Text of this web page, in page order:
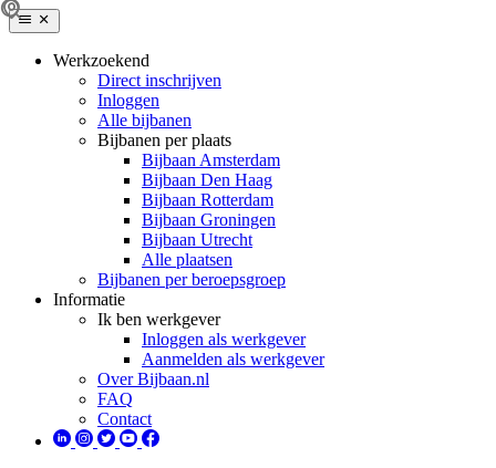
Werkzoekend
Direct inschrijven
Inloggen
Alle bijbanen
Bijbanen per plaats
Bijbaan Amsterdam
Bijbaan Den Haag
Bijbaan Rotterdam
Bijbaan Groningen
Bijbaan Utrecht
Alle plaatsen
Bijbanen per beroepsgroep
Informatie
Ik ben werkgever
Inloggen als werkgever
Aanmelden als werkgever
Over Bijbaan.nl
FAQ
Contact